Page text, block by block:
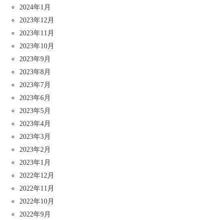
2024年1月
2023年12月
2023年11月
2023年10月
2023年9月
2023年8月
2023年7月
2023年6月
2023年5月
2023年4月
2023年3月
2023年2月
2023年1月
2022年12月
2022年11月
2022年10月
2022年9月